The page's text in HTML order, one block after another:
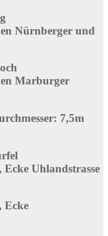
Nürnberger und
Marburger
7,5m
Uhlandstrasse
Ecke